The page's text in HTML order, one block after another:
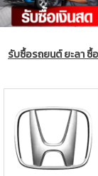
รับซื้อรถยนต์ ยะลา ซื้